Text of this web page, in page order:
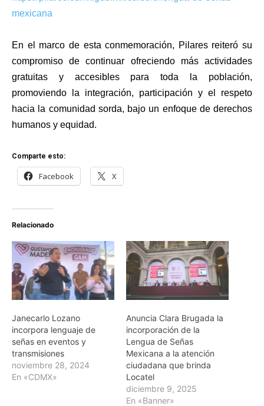
mexicana
En el marco de esta conmemoración, Pilares reiteró su
compromiso de continuar ofreciendo más actividades
gratuitas y accesibles para toda la población,
promoviendo la integración, participación y el respeto
hacia la comunidad sorda, bajo un enfoque de derechos
humanos y equidad.
Comparte esto:
Facebook X
Relacionado
Janecarlo Lozano
incorpora lenguaje de
señas en eventos y
transmisiones
noviembre 28, 2024
En «CDMX»
Anuncia Clara Brugada la
incorporación de la
Lengua de Señas
Mexicana a la atención
ciudadana que brinda
Locatel
diciembre 9, 2025
En «Banner»